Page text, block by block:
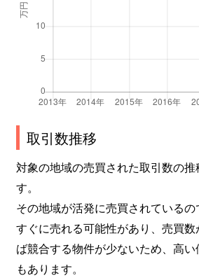
取引数推移
対象の地域の売買された取引数の
す。
その地域が活発に売買されている
すぐに売れる可能性があり、売買
ば競合する物件が少ないため、高
もあります。